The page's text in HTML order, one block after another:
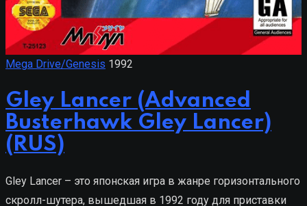
Mega Drive/Genesis 1992
Gley Lancer (Advanced
Busterhawk Gley Lancer)
(RUS)
Gley Lancer – это японская игра в жанре горизонтального
скролл-шутера, вышедшая в 1992 году для приставки